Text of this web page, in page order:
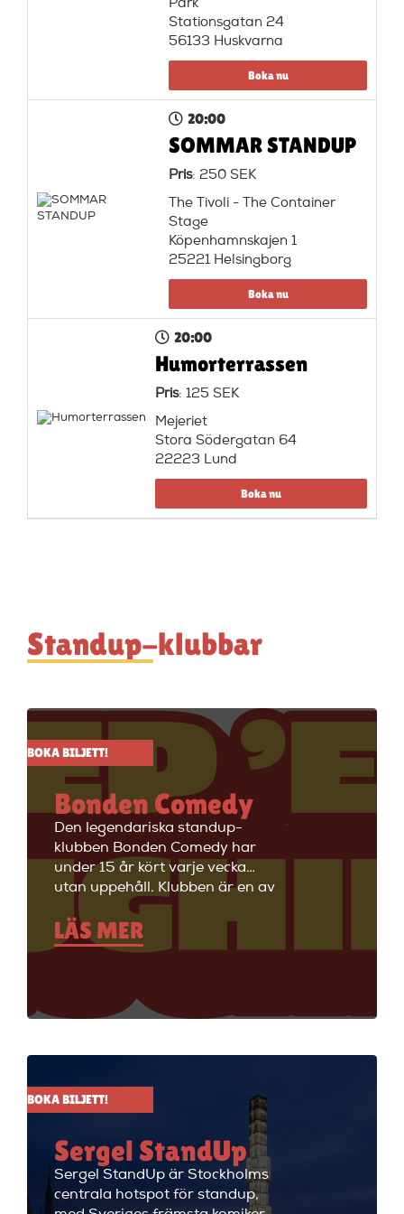
Park
Stationsgatan 24
56133 Huskvarna
Boka nu
20:00
SOMMAR STANDUP
Pris: 250 SEK
The Tivoli - The Container
Stage
Köpenhamnskajen 1
25221 Helsingborg
Boka nu
20:00
Humorterrassen
Pris: 125 SEK
Mejeriet
Stora Södergatan 64
22223 Lund
Boka nu
Standup-klubbar
BOKA BILJETT!
Bonden Comedy
Den legendariska standup-
klubben Bonden Comedy har
under 15 år kört varje vecka
utan uppehåll. Klubben är en av
Stockholms äldsta
standupklubbar och är känd för
att ha de bästa komikerna i
välkommen till Big Ben Stand
LÄS MER
BOKA BILJETT!
Sergel StandUp
Sergel StandUp är Stockholms
centrala hotspot för standup,